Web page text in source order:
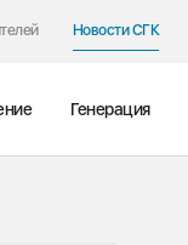
Новости СГК
Генерация